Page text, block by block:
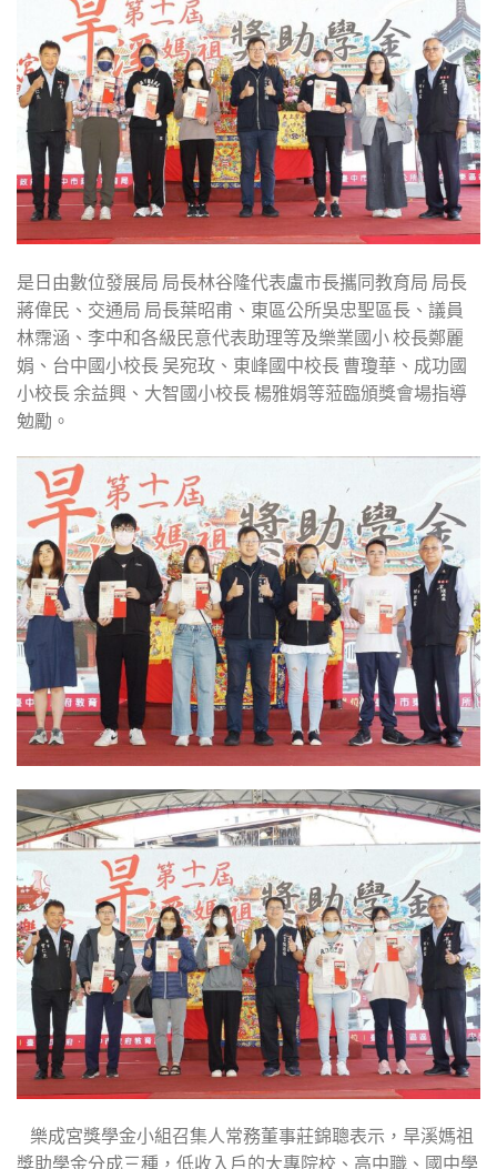
是日由數位發展局 局長林谷隆代表盧市長攜同教育局 局長
蔣偉民、交通局 局長葉昭甫、東區公所吳忠聖區長、議員
林霈涵、李中和各級民意代表助理等及樂業國小 校長鄭麗
娟、台中國小校長 吴宛玫、東峰國中校長 曹瓊華、成功國
小校長 余益興、大智國小校長 楊雅娟等蒞臨頒獎會場指導
勉勵。
樂成宮獎學金小組召集人常務董事莊錦聰表示，旱溪媽祖
獎助學金分成三種，低收入戶的大專院校、高中職、國中學